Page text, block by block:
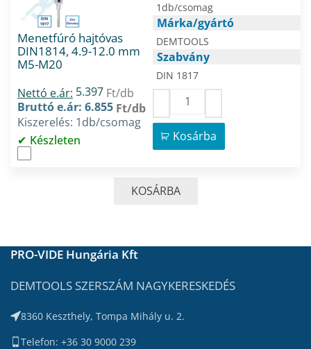
Menetfúró hajtóvas
DIN1814, 4.9-12.0 mm
M5-M20
Nettó e.ár: 5.397 Ft/db
Bruttó e.ár: 6.855 Ft/db
Kiszerelés: 1db/csomag
Készleten
1db/csomag
Márka/gyártó
DEMTOOLS
Szabvány
DIN 1817
Kosárba
KOSÁRBA
PRO-VIDE Hungária Kft
DEMTOOLS SZERSZÁM NAGYKERESKEDÉS
8360 Keszthely, Tompa Mihály u. 2.
Telefon: +36 30 9000 239